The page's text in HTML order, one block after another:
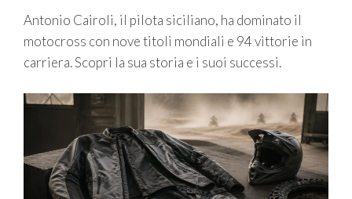
Antonio Cairoli, il pilota siciliano, ha dominato il
motocross con nove titoli mondiali e 94 vittorie in
carriera. Scopri la sua storia e i suoi successi.